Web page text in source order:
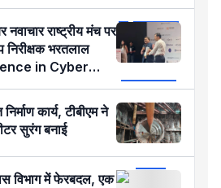
राष्ट्रीय मंच पर
निरीक्षक भरतलाल
in Cyber
कार्य, टीबीएम ने
सुरंग बनाई
विभाग में फेरबदल, एक